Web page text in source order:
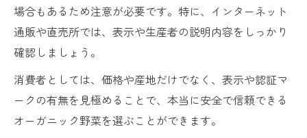
場合もあるため注意が必要です。特に、インターネット
通販や直売所では、表示や生産者の説明内容をしっかり
確認しましょう。
消費者としては、価格や産地だけでなく、表示や認証マ
ークの有無を見極めることで、本当に安全で信頼できる
オーガニック野菜を選ぶことができます。